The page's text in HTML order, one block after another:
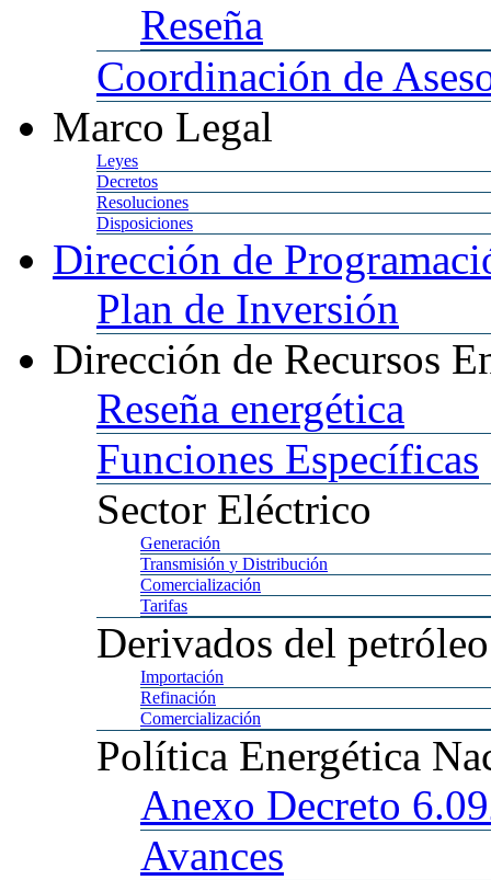
Reseña
Coordinación de
Marco Legal
Leyes
Decretos
Resoluciones
Disposiciones
Dirección de
Plan de Inversión
Dirección de Recursos
Reseña energética
Funciones Específicas
Sector Eléctrico
Generación
Transmisión y Distribución
Comercialización
Tarifas
Derivados del petróleo
Importación
Refinación
Comercialización
Política Energética
Anexo Decreto
Avances